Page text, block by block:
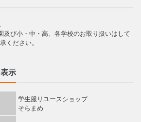
及び小・中・高、各学校のお取り扱いはして
ください。
示
学生服リユースショップ
そらまめ